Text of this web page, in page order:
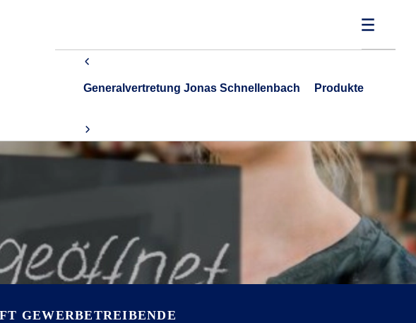
Generalvertretung Jonas Schnellenbach Produkte
GEWERBETREIBENDE